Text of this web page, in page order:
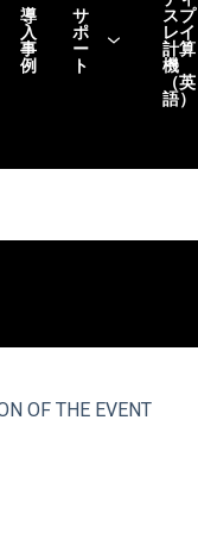
導
入
事
例
サ
ポ
ー
ト
スプ
レイ
計算
機
（英
語）
OF THE EVENT